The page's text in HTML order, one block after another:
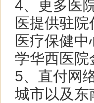
4、更多医
医提供驻
医疗保健中
学华西医
5、直付网
城市以及东